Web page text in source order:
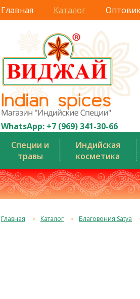
Главная Каталог
WhatsApp: +7 (969) 341-30-66
Специи и
травы
Индийская
косметика
Главная Каталог Благовония Satya